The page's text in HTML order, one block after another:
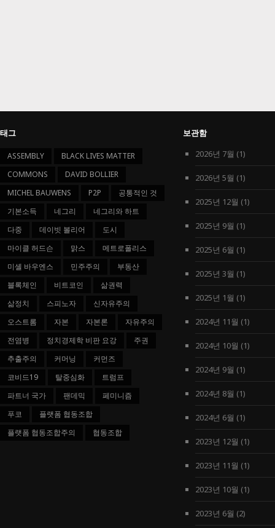
태그
ASSEMBLY
BLACK LIVES MATTER
COMMONS
DAVID BOLLIER
MICHEL BAUWENS
P2P
공통적인 것
기본소득
네그리
네그리와 하트
다중
데이빗 볼리어
도시
마이클 허드슨
맑스
메트로폴리스
미셸 바우엔스
민주주의
부동산
블록체인
비트코인
삶권력
삶정치
스피노자
신자유주의
오스트롬
자본 자본론
자유주의
전염병
정치경제학 비판 요강
주권
추출주의
커머닝
커먼즈
코비드19
탈중심화
트럼프
파트너 국가
팬데믹
페미니즘
푸코
플랫폼 협동조합
플랫폼 협동조합주의
협동조합
보관함
2026년 7월 (1)
2026년 5월 (1)
2025년 12월 (1)
2025년 9월 (1)
2025년 6월 (1)
2025년 3월 (1)
2025년 1월 (1)
2024년 11월 (1)
2024년 10월 (1)
2024년 9월 (1)
2024년 8월 (1)
2024년 6월 (1)
2023년 12월 (1)
2023년 11월 (1)
2023년 10월 (1)
2023년 6월 (2)